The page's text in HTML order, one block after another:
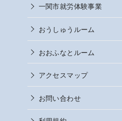
一関市就労体験事業
おうしゅうルーム
おおふなとルーム
アクセスマップ
お問い合わせ